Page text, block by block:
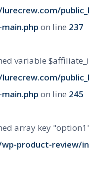
on line 237
variable
on line 245
array key
product-review/